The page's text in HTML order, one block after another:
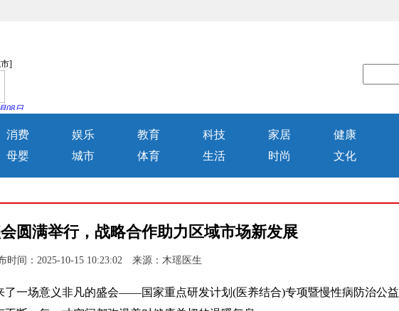
消费 娱乐 教育 科技 家居 健康
母婴 城市 体育 生活 时尚 文化
圆满举行，战略合作助力区域市场新发展
时间：2025-10-15 10:23:02 来源：木瑶医生
一场意义非凡的盛会——国家重点研发计划(医养结合)专项暨慢性病防治公益